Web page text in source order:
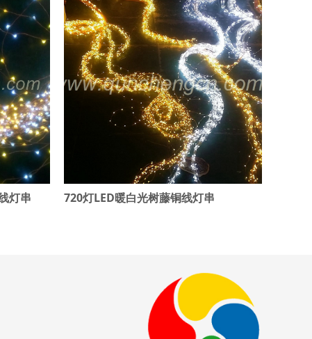
灯串 720灯LED暖白光树藤铜线灯串